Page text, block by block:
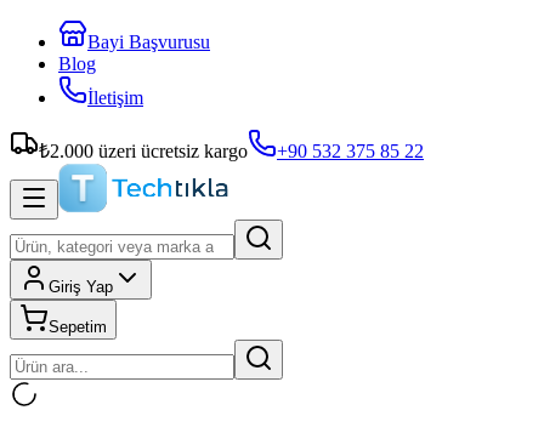
Bayi Başvurusu
Blog
İletişim
₺2.000 üzeri ücretsiz kargo +90 532 375 85 22
Giriş Yap
Sepetim